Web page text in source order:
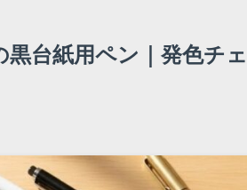
台紙用ペン｜発色チ